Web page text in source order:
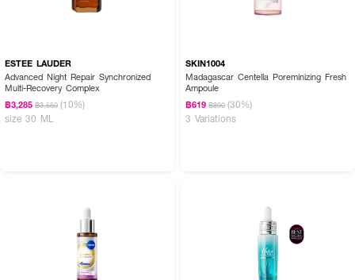
· สามารถใช้ตอนกลางคืนได้ไหม?
· ผิวขาดน้ำและหมองคล้ำควรใช้หรือไม่?
เหมาะมากค่ะ เพราะช่วยเติมน้ำให้ผิว ลดความแห้งกร้าน และช่วยให้ผิวดูสดใส
เปล่งปลั่งขึ้นอย่างเป็นธรรมชาติ
ESTEE LAUDER
Advanced Night Repair Synchronized
Multi-Recovery Complex
฿3,285 ฿3,650 (10%)
size 30 ML
SKIN1004
Madagascar Centella Poreminizing Fresh
Ampoule
฿619 ฿890 (30%)
3 Variations